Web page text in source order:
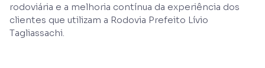
rodoviária e a melhoria contínua da experiência dos
clientes que utilizam a Rodovia Prefeito Lívio
Tagliassachi.